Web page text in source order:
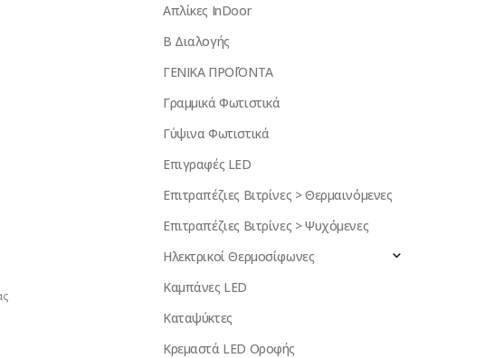
Απλίκες InDoor
Β Διαλογής
ΓΕΝΙΚΑ ΠΡΟΪΌΝΤΑ
Γραμμικά Φωτιστικά
Γύψινα Φωτιστικά
Επιγραφές LED
Επιτραπέζιες Βιτρίνες > Θερμαινόμενες
Επιτραπέζιες Βιτρίνες > Ψυχόμενες
Ηλεκτρικοί Θερμοσίφωνες
Καμπάνες LED
Καταψύκτες
Κρεμαστά LED Οροφής